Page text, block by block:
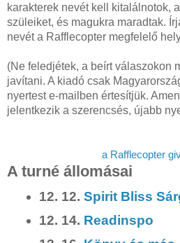
karakterek nevét kell kitalálnotok,
szüleiket, és magukra maradtak.
nevét a Rafflecopter megfelelő
(Ne feledjétek, a beírt válaszokon
javítani. A kiadó csak
nyertest e-mailben értesítjük.
jelentkezik a szerencsés, újabb
a Rafflecopter
A turné állomásai
12. 12.Spirit Bliss
12. 14. Readinspo